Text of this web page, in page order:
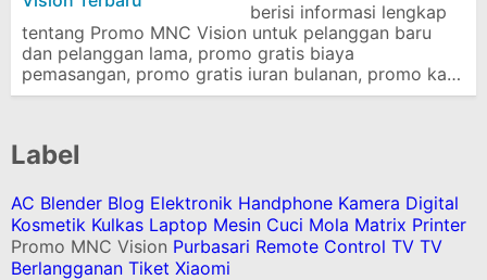
berisi informasi lengkap
tentang Promo MNC Vision untuk pelanggan baru
dan pelanggan lama, promo gratis biaya
pemasangan, promo gratis iuran bulanan, promo ka…
Label
AC Blender Blog Elektronik Handphone Kamera Digital
Kosmetik Kulkas Laptop Mesin Cuci Mola Matrix Printer
Promo MNC Vision Purbasari Remote Control TV TV
Berlangganan Tiket Xiaomi